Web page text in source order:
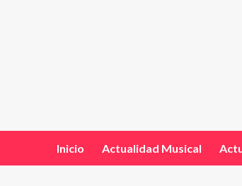
Inicio Actualidad Musical